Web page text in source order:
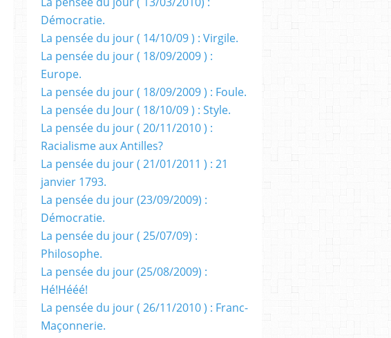
Démocratie.
La pensée du jour ( 14/10/09 ) : Virgile.
La pensée du jour ( 18/09/2009 ) :
Europe.
La pensée du jour ( 18/09/2009 ) : Foule.
La pensée du Jour ( 18/10/09 ) : Style.
La pensée du jour ( 20/11/2010 ) :
Racialisme aux Antilles?
La pensée du jour ( 21/01/2011 ) : 21
janvier 1793.
La pensée du jour (23/09/2009) :
Démocratie.
La pensée du jour ( 25/07/09) :
Philosophe.
La pensée du jour (25/08/2009) :
Hé!Hééé!
La pensée du jour ( 26/11/2010 ) : Franc-
Maçonnerie.